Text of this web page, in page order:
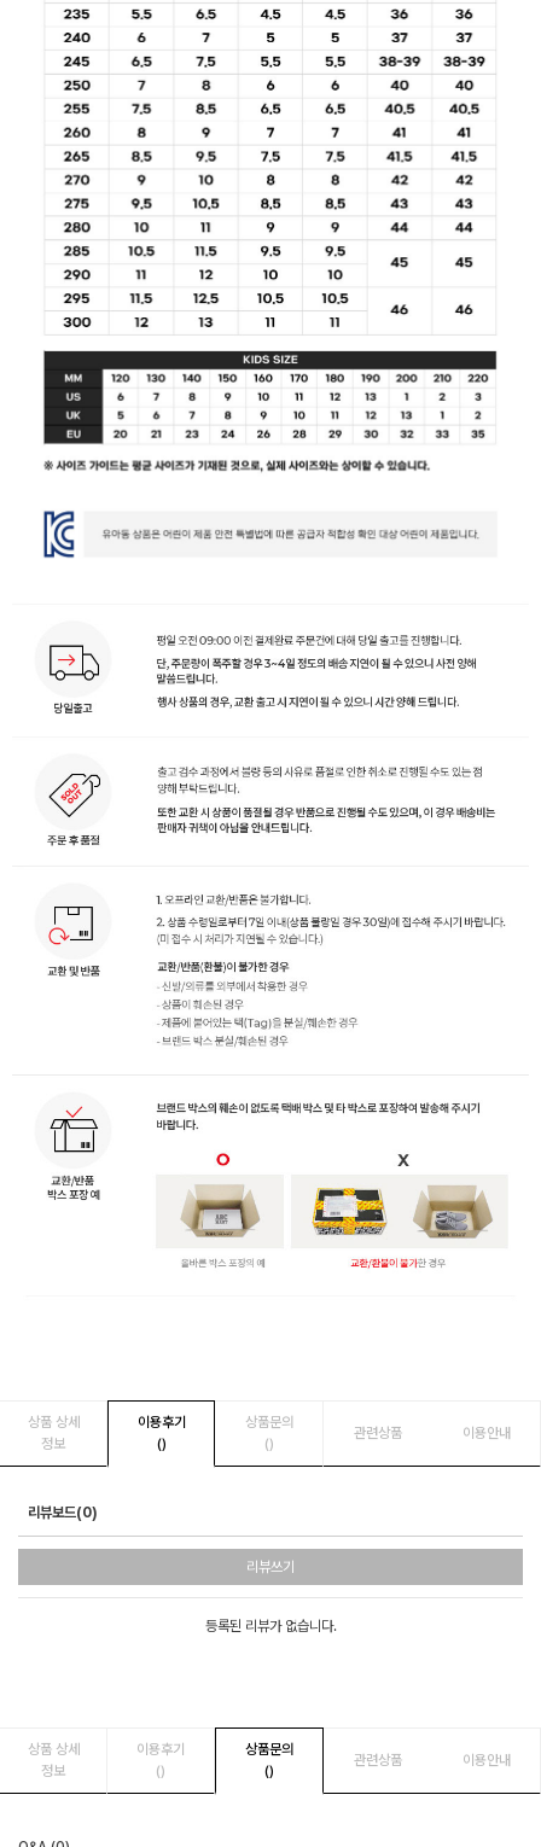
상품 상세
정보
이용후기
()
상품문의
()
관련상품 이용안내
리뷰보드(0)
리뷰쓰기
등록된 리뷰가 없습니다.
상품 상세
정보
이용후기
()
상품문의
()
관련상품 이용안내